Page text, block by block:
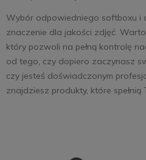
Wybór odpowiedniego softboxu i
znaczenie dla jakości zdjęć.
który pozwoli na pełną kontrolę
od tego, czy dopiero zaczynasz
czy jesteś doświadczonym
znajdziesz produkty, które